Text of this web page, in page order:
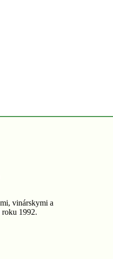
vinárskymi a
roku 1992.